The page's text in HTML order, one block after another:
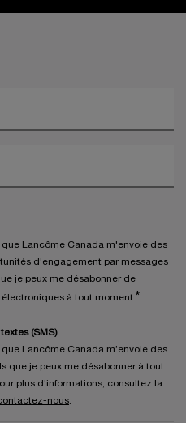
Lancôme Canada m'envoie des
d'engagement par messages
je peux me désabonner de
à tout moment. *
(SMS)
Lancôme Canada m’envoie des
que je peux me désabonner à tout
plus d'informations, consultez la
nous